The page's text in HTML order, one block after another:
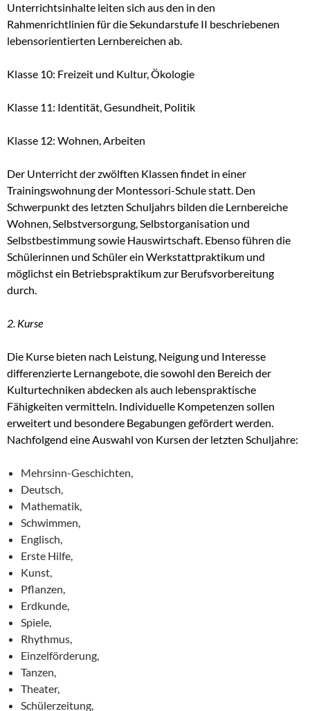
Unterrichtsinhalte leiten sich aus den in den
Rahmenrichtlinien für die Sekundarstufe II beschriebenen
lebensorientierten Lernbereichen ab.
Klasse 10: Freizeit und Kultur, Ökologie
Klasse 11: Identität, Gesundheit, Politik
Klasse 12: Wohnen, Arbeiten
Der Unterricht der zwölften Klassen findet in einer
Trainingswohnung der Montessori-Schule statt. Den
Schwerpunkt des letzten Schuljahrs bilden die Lernbereiche
Wohnen, Selbstversorgung, Selbstorganisation und
Selbstbestimmung sowie Hauswirtschaft. Ebenso führen die
Schülerinnen und Schüler ein Werkstattpraktikum und
möglichst ein Betriebspraktikum zur Berufsvorbereitung
durch.
2. Kurse
Die Kurse bieten nach Leistung, Neigung und Interesse
differenzierte Lernangebote, die sowohl den Bereich der
Kulturtechniken abdecken als auch lebenspraktische
Fähigkeiten vermitteln. Individuelle Kompetenzen sollen
erweitert und besondere Begabungen gefördert werden.
Nachfolgend eine Auswahl von Kursen der letzten Schuljahre:
Mehrsinn-Geschichten,
Deutsch,
Mathematik,
Schwimmen,
Englisch,
Erste Hilfe,
Kunst,
Pflanzen,
Erdkunde,
Spiele,
Rhythmus,
Einzelförderung,
Tanzen,
Theater,
Schülerzeitung,